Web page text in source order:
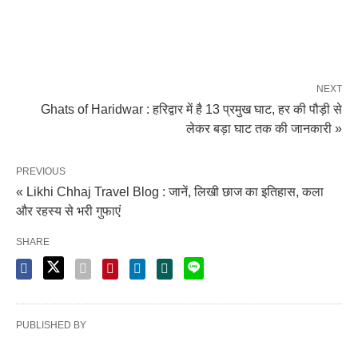
NEXT
Ghats of Haridwar : हरिद्वार में है 13 प्रमुख घाट, हर की पौड़ी से
लेकर बड़ा घाट तक की जानकारी »
PREVIOUS
« Likhi Chhaj Travel Blog : जानें, लिखी छाज का इतिहास, कला
और रहस्य से भरी गुफाएं
SHARE
PUBLISHED BY